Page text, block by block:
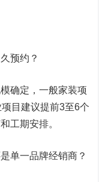
预约？
确定，一般家装项
目建议提前3至6个
工期安排。
单一品牌经销商？